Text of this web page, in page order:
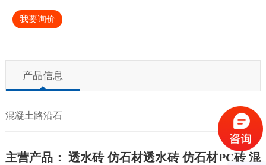
我要询价
产品信息
混凝土路沿石
主营产品： 透水砖 仿石材透水砖 仿石材PC砖 混